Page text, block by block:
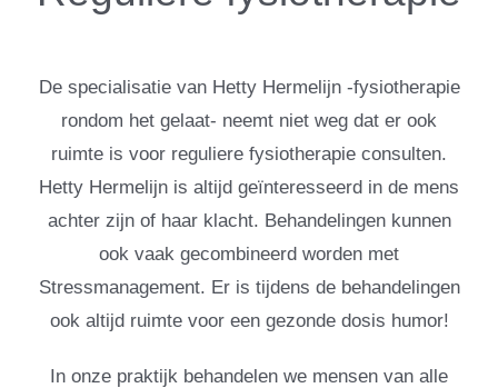
De specialisatie van Hetty Hermelijn -fysiotherapie
rondom het gelaat- neemt niet weg dat er ook
ruimte is voor reguliere fysiotherapie consulten.
Hetty Hermelijn is altijd geïnteresseerd in de mens
achter zijn of haar klacht. Behandelingen kunnen
ook vaak gecombineerd worden met
Stressmanagement. Er is tijdens de behandelingen
ook altijd ruimte voor een gezonde dosis humor!
In onze praktijk behandelen we mensen van alle